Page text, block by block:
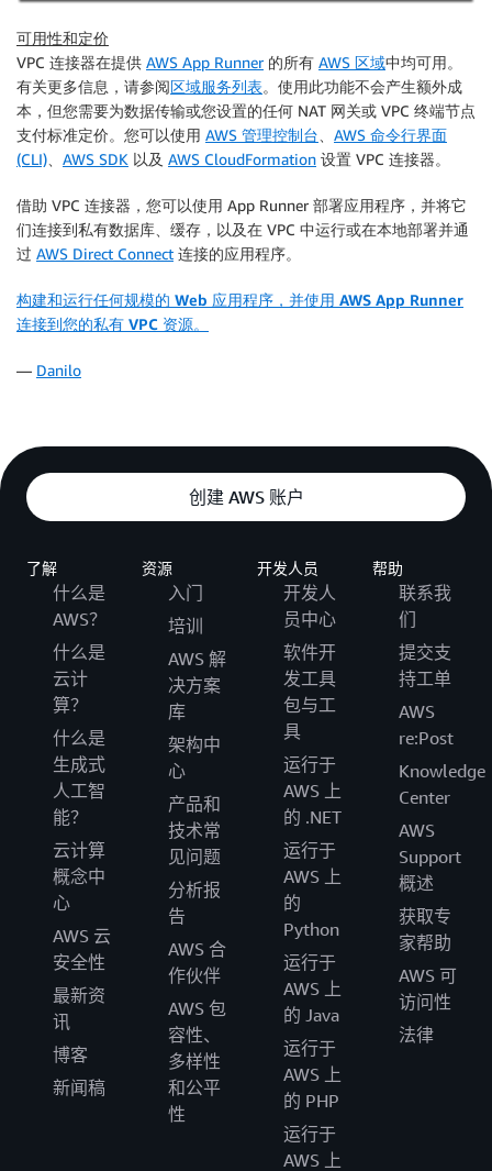
可用性和定价
VPC 连接器在提供 AWS App Runner的所有 AWS 区域中均可用。
有关更多信息，请参阅区域服务列表。使用此功能不会产生额外成
本，但您需要为数据传输或您设置的任何 NAT 网关或 VPC 终端节点
支付标准定价。您可以使用 AWS 管理控制台
AWS 命令行界面
(CLI)
AWS SDK 以及 AWS CloudFormation 设置 VPC 连接器。
借助 VPC 连接器，您可以使用 App Runner 部署应用程序，并将它
们连接到私有数据库、缓存，以及在 VPC 中运行或在本地部署并通
过 AWS Direct Connect 连接的应用程序。
构建和运行任何规模的 Web 应用程序，并使用 AWS App Runner
连接到您的私有 VPC 资源。
— Danilo
创建 AWS 账户
了解
什么是
AWS？
什么是
云计
算？
什么是
生成式
人工智
能？
云计算
概念中
心
AWS 云
安全性
最新资
讯
博客
新闻稿
资源
入门
培训
AWS 解
决方案
库
架构中
心
产品和
技术常
见问题
分析报
告
AWS 合
作伙伴
AWS 包
容性、
多样性
和公平
性
开发人员
开发人
员中心
软件开
发工具
包与工
具
运行于
AWS 上
的 .NET
运行于
AWS 上
的
Python
运行于
AWS 上
的 Java
运行于
AWS 上
的 PHP
运行于
AWS 上
帮助
联系我
们
提交支
持工单
AWS
re:Post
Knowledge
Center
AWS
Support
概述
获取专
家帮助
AWS 可
访问性
法律